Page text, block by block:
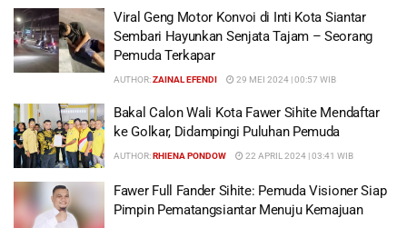
Viral Geng Motor Konvoi di Inti Kota Siantar
Sembari Hayunkan Senjata Tajam – Seorang
Pemuda Terkapar
AUTHOR:ZAINAL EFENDI 29 MEI 2024 | 00:57 WIB
Bakal Calon Wali Kota Fawer Sihite Mendaftar
ke Golkar, Didampingi Puluhan Pemuda
AUTHOR:RHIENA PONDOW 22 APRIL 2024 | 03:41 WIB
Fawer Full Fander Sihite: Pemuda Visioner Siap
Pimpin Pematangsiantar Menuju Kemajuan